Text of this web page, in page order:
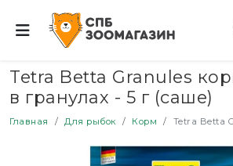
Tetra Betta Granules
в гранулах - 5 г (саше)
Главная Для рыбок Корм Tetra Betta Granules